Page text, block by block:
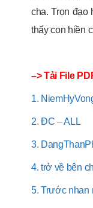
cha. Trọn đạo
thấy con hiền
–> Tải File
1.
2. ĐC – ALL
3.
4. trở về bên
5. Trước nhan